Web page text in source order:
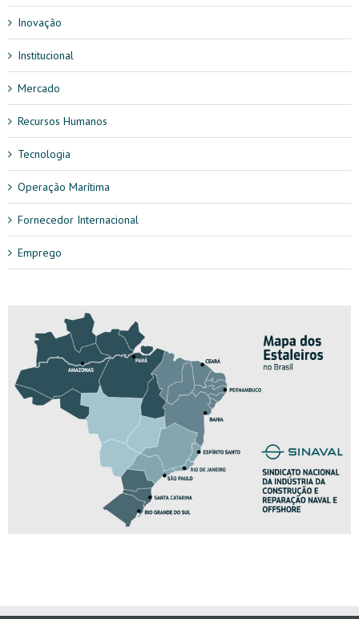
Inovação
Institucional
Mercado
Recursos Humanos
Tecnologia
Operação Marítima
Fornecedor Internacional
Emprego